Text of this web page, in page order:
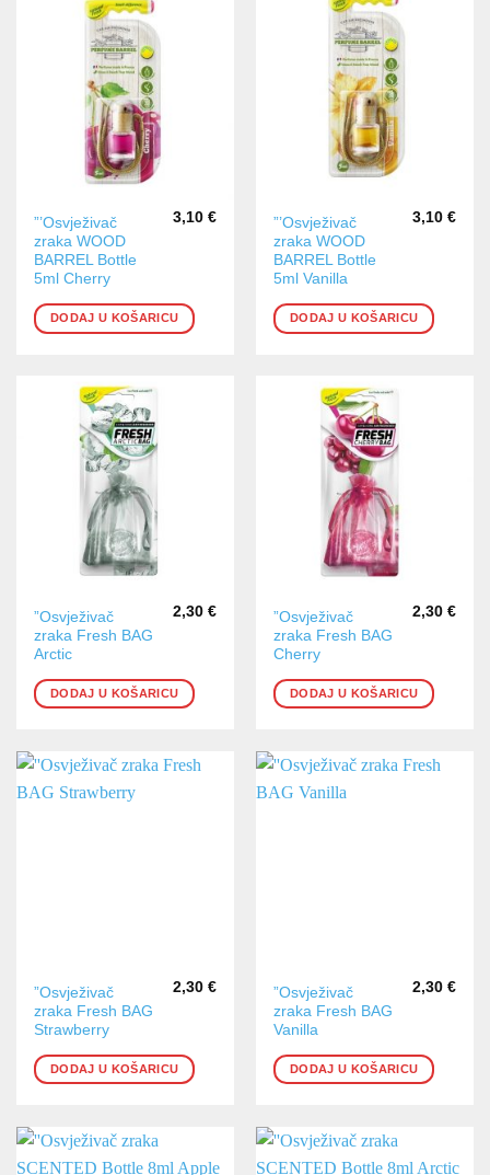
”’Osvježivač
zraka WOOD
BARREL Bottle
5ml Cherry
3,10 €
DODAJ U KOŠARICU
”’Osvježivač
zraka WOOD
BARREL Bottle
5ml Vanilla
3,10 €
DODAJ U KOŠARICU
”Osvježivač
zraka Fresh BAG
Arctic
2,30 €
DODAJ U KOŠARICU
”Osvježivač
zraka Fresh BAG
Cherry
2,30 €
DODAJ U KOŠARICU
”Osvježivač
zraka Fresh BAG
Strawberry
2,30 €
DODAJ U KOŠARICU
”Osvježivač
zraka Fresh BAG
Vanilla
2,30 €
DODAJ U KOŠARICU